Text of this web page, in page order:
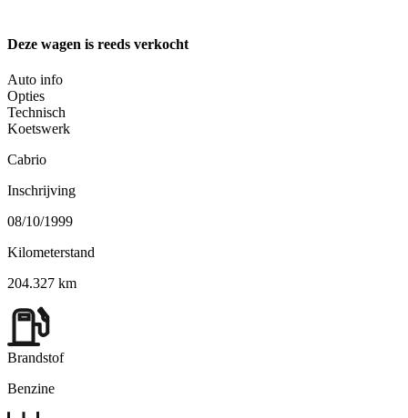
Deze wagen is reeds verkocht
Auto info
Opties
Technisch
Koetswerk
Cabrio
Inschrijving
08/10/1999
Kilometerstand
204.327 km
Brandstof
Benzine